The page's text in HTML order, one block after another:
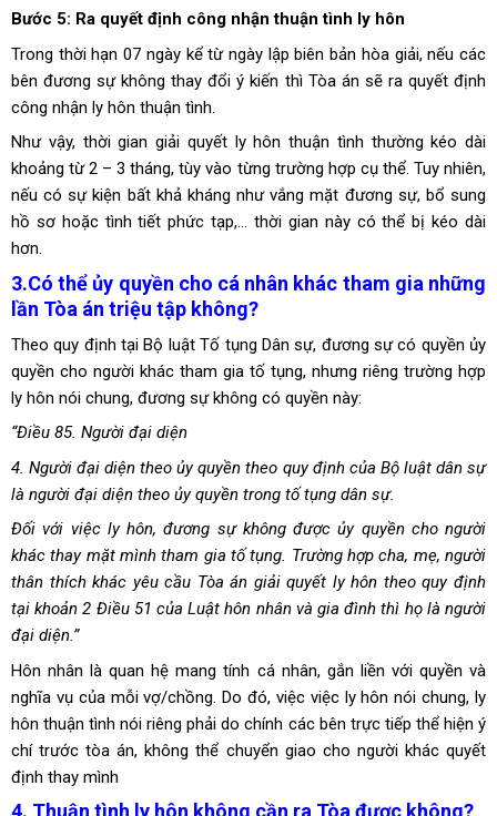
Bước 5: Ra quyết định công nhận thuận tình ly hôn
Trong thời hạn 07 ngày kể từ ngày lập biên bản hòa giải, nếu các
bên đương sự không thay đổi ý kiến thì Tòa án sẽ ra quyết định
công nhận ly hôn thuận tình.
Như vậy, thời gian giải quyết ly hôn thuận tình thường kéo dài
khoảng từ 2 – 3 tháng, tùy vào từng trường hợp cụ thể. Tuy nhiên,
nếu có sự kiện bất khả kháng như vắng mặt đương sự, bổ sung
hồ sơ hoặc tình tiết phức tạp,… thời gian này có thể bị kéo dài
hơn.
3.Có thể ủy quyền cho cá nhân khác tham gia những
lần Tòa án triệu tập không?
Theo quy định tại Bộ luật Tố tụng Dân sự, đương sự có quyền ủy
quyền cho người khác tham gia tố tụng, nhưng riêng trường hợp
ly hôn nói chung, đương sự không có quyền này:
“Điều 85. Người đại diện
4. Người đại diện theo ủy quyền theo quy định của Bộ luật dân sự
là người đại diện theo ủy quyền trong tố tụng dân sự.
Đối với việc ly hôn, đương sự không được ủy quyền cho người
khác thay mặt mình tham gia tố tụng. Trường hợp cha, mẹ, người
thân thích khác yêu cầu Tòa án giải quyết ly hôn theo quy định
tại khoản 2 Điều 51 của Luật hôn nhân và gia đình thì họ là người
đại diện.”
Hôn nhân là quan hệ mang tính cá nhân, gắn liền với quyền và
nghĩa vụ của mỗi vợ/chồng. Do đó, việc việc ly hôn nói chung, ly
hôn thuận tình nói riêng phải do chính các bên trực tiếp thể hiện ý
chí trước tòa án, không thể chuyển giao cho người khác quyết
định thay mình
4. Thuận tình ly hôn không cần ra Tòa được không?